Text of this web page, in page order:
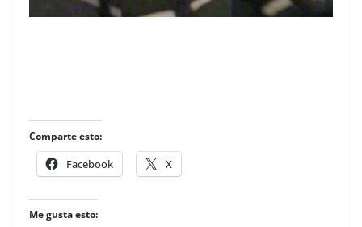
Comparte esto:
Facebook X
Me gusta esto: